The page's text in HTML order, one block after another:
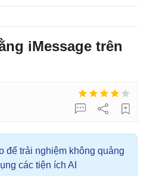
iMessage trên
để trải nghiệm không quảng
các tiện ích AI